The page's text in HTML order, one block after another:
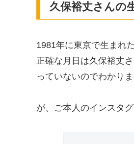
久保裕丈さんの
1981年に東京で生まれ
正確な月日は久保裕丈
っていないのでわかりま
が、ご本人のインスタ